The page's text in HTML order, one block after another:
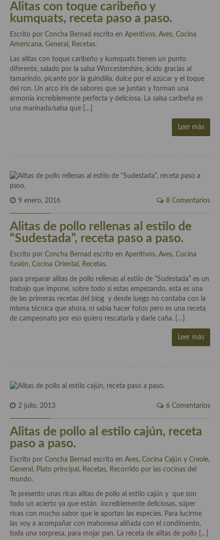
Las opiniones de la «Cocinera»
Recetas
Acompañamientos
Airfryer recetas
Aderezos, salsas, vinagretas, especias, hierbas aromáticas o
Aceites
Sales y polvos
Salsas y mojos
Adobos
Bebidas
Bocadillos, hamburguesas, sándwich, emparedados, tostas y
demás
Entrantes
Gazpachos, salmorejos, sopas y cremas frías
Pasta
Arroces Y fideuás
Legumbres y cereales
Cuscús
Alitas con toque caribeño y
kumquats, receta paso a paso.
Escrito por Concha Bernad escrito en Aperitivos, Aves, Cocina
Americana, General , Recetas.
Las alitas con toque caribeño y kumquats tienen un punto
diferente, salado por la salsa Worcestershire, ácido gracias al
tamarindo, picante por la guindilla, dulce por el azúcar y el toque
del ron. Un arco iris de sabores que se juntan y forman una
armonía increíblemente perfecta y deliciosa. La salsa caribeña es
una marinada/salsa que […]
Leer más
9 enero, 2016 8 Comentarios
Alitas de pollo rellenas al estilo de
“Sudestada”, receta paso a paso.
Escrito por Concha Bernad escrito en Aperitivos, Aves, Cocina
fusión, Cocina Oriental , Recetas.
para preparar alitas de pollo rellenas al estilo de “Sudestada” es un
trabajo que impone, sobre todo si estas empezando, esta es una
de las primeras recetas del blog y desde luego no contaba con la
misma técnica que ahora, ni sabia hacer fotos pero es una receta
de campeonato por eso quiero rescatarla y darle caña. […]
Leer más
2 julio, 2013 6 Comentarios
Alitas de pollo al estilo cajún, receta
paso a paso.
Escrito por Concha Bernad escrito en Aves, Cocina Cajún y Creole,
General , Plato principal , Recetas, Recorrido por las cocinas del
mundo.
Te presento unas ricas alitas de pollo al estilo cajún y que son
todo un acierto ya que están increíblemente deliciosas, súper
ricas con mucho sabor que le aportan las especies. Para lucirme
las voy a acompañar con mahonesa aliñada con el condimento,
toda una sorpresa, para mojar pan. La receta de alitas de pollo […]